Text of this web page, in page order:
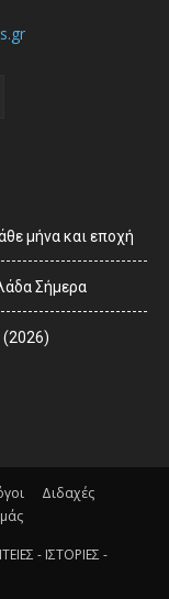
μήνα και εποχή
Σήμερα
(2026)
Διδαχές
- ΙΣΤΟΡΙΕΣ -